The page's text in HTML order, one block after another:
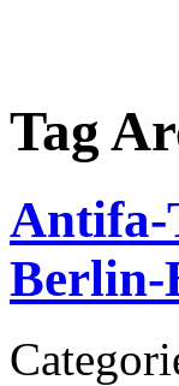
Tag
Antifa-
Berlin-